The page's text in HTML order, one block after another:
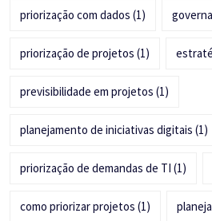
priorização com dados (1)
priorização de projetos (1)
previsibilidade em projetos (1)
planejamento de iniciativas digitais (1)
priorização de demandas de TI (1)
como priorizar projetos (1)